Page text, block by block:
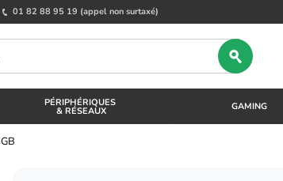
01 82 88 95 19 (appel non surtaxé)
PÉRIPHÉRIQUES
& RÉSEAUX GAMING